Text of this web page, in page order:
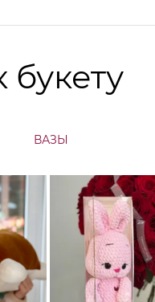
букету
ВАЗЫ